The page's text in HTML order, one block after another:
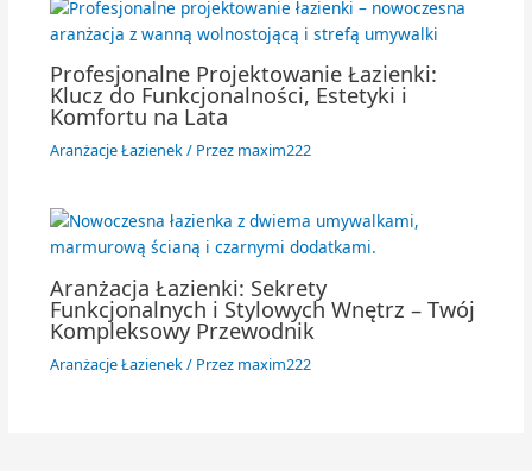
Profesjonalne Projektowanie Łazienki:
Klucz do Funkcjonalności, Estetyki i
Komfortu na Lata
Aranżacje Łazienek/ Przez maxim222
Aranżacja Łazienki: Sekrety
Funkcjonalnych i Stylowych Wnętrz – Twój
Kompleksowy Przewodnik
Aranżacje Łazienek/ Przez maxim222